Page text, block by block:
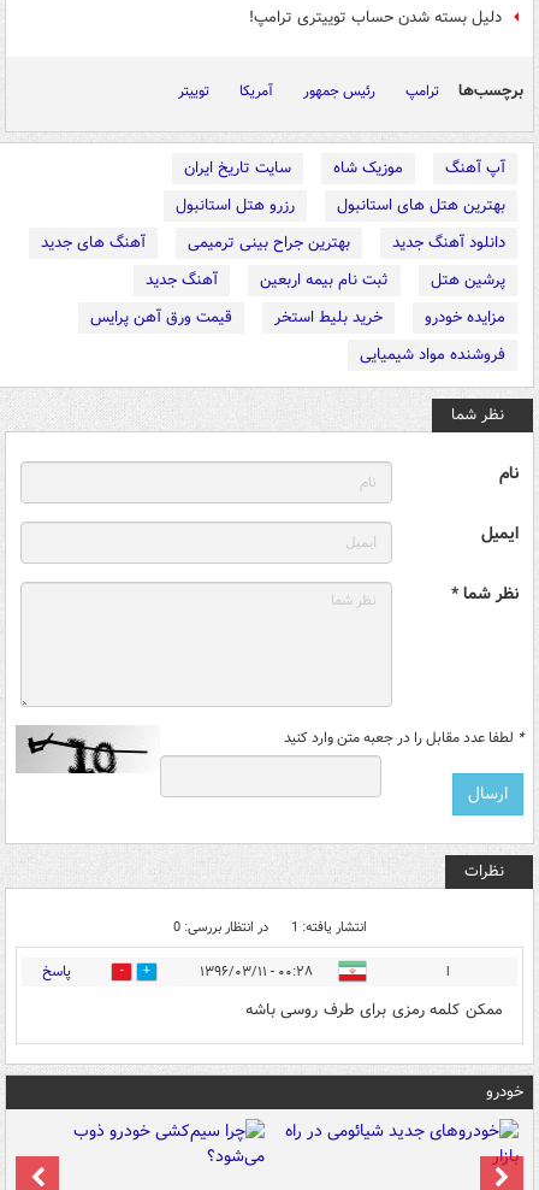
دلیل بسته شدن حساب توییتری ترامپ!
برچسب‌ها ترامپ رئیس جمهور آمریکا توییتر
آپ آهنگ موزیک شاه
سایت تاریخ ایران
بهترین هتل های استانبول
رزرو هتل استانبول
دانلود آهنگ جدید
بهترین جراح بینی ترمیمی
آهنگ های جدید
پرشین هتل
ثبت نام بیمه اربعین
آهنگ جدید
مزایده خودرو
خرید بلیط استخر
قیمت ورق آهن پرایس
فروشنده مواد شیمیایی
نظر شما
نام
ایمیل
نظر شما *
* لطفا عدد مقابل را در جعبه متن وارد کنید
نظرات
انتشار یافته: 1 در انتظار بررسی: 0
ا ۰۰:۲۸ - ۱۳۹۶/۰۳/۱۱ 0 پاسخ
ممکن کلمه رمزی برای طرف روسی باشه
خودرو